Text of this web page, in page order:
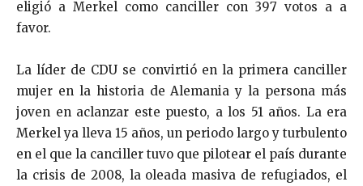
eligió a Merkel como canciller con 397 votos a a
favor.
La líder de CDU se convirtió en la primera canciller
mujer en la historia de Alemania y la persona más
joven en aclanzar este puesto, a los 51 años. La era
Merkel ya lleva 15 años, un periodo largo y turbulento
en el que la canciller tuvo que pilotear el país durante
la crisis de 2008, la oleada masiva de refugiados, el